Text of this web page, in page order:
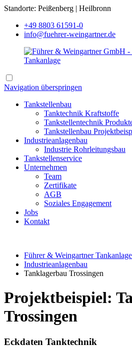
Standorte: Peißenberg | Heilbronn
+49 8803 61591-0
info@fuehrer-weingartner.de
Navigation überspringen
Tankstellenbau
Tanktechnik Kraftstoffe
Tankstellentechnik
Tankstellenbau
Industrieanlagenbau
Industrie Rohrleitungsbau
Tankstellenservice
Unternehmen
Team
Zertifikate
AGB
Soziales Engagement
Jobs
Kontakt
Führer & Weingartner
Industrieanlagenbau
Tanklagerbau Trossingen
Projektbeispiel:
Trossingen
Eckdaten Tanktechnik